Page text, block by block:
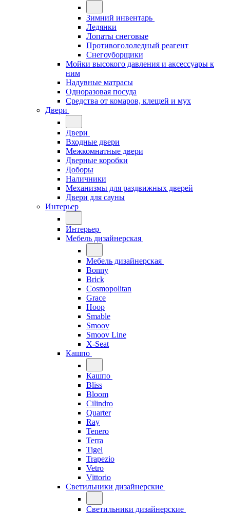
Зимний инвентарь
Ледянки
Лопаты снеговые
Противогололедный реагент
Снегоуборщики
Мойки высокого давления и аксессуары к
ним
Надувные матрасы
Одноразовая посуда
Средства от комаров, клещей и мух
Двери
Двери
Входные двери
Межкомнатные двери
Дверные коробки
Доборы
Наличники
Механизмы для раздвижных дверей
Двери для сауны
Интерьер
Интерьер
Мебель дизайнерская
Мебель дизайнерская
Bonny
Brick
Cosmopolitan
Grace
Hoop
Smable
Smoov
Smoov Line
X-Seat
Кашпо
Кашпо
Bliss
Bloom
Cilindro
Quarter
Ray
Tenero
Terra
Tigel
Trapezio
Vetro
Vittorio
Светильники дизайнерские
Светильники дизайнерские